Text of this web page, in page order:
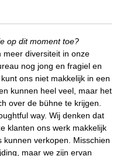
op dit moment toe?
meer diversiteit in onze
nog jong en fragiel en
ons niet makkelijk in een
kunnen heel veel, maar het
over de bühne te krijgen.
way. Wij denken dat
klanten ons werk makkelijk
verkopen. Misschien
maar we zijn ervan